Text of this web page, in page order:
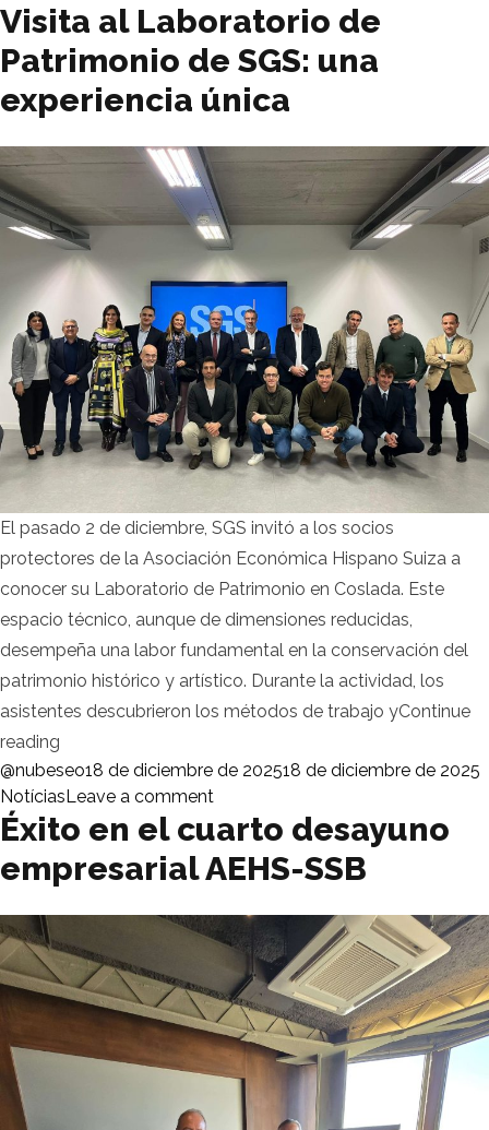
Visita al Laboratorio de
Patrimonio de SGS: una
experiencia única
El pasado 2 de diciembre, SGS invitó a los socios
protectores de la Asociación Económica Hispano Suiza a
conocer su Laboratorio de Patrimonio en Coslada. Este
espacio técnico, aunque de dimensiones reducidas,
desempeña una labor fundamental en la conservación del
patrimonio histórico y artístico. Durante la actividad, los
asistentes descubrieron los métodos de trabajo yContinue
reading
Posted by
@nubeseo18 de diciembre de 202518 de diciembre de 2025
NotíciasLeave a comment
Éxito en el cuarto desayuno
empresarial AEHS-SSB